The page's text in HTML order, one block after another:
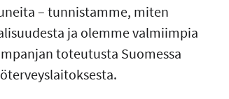
– tunnistamme, miten
ja olemme valmiimpia
toteutusta Suomessa